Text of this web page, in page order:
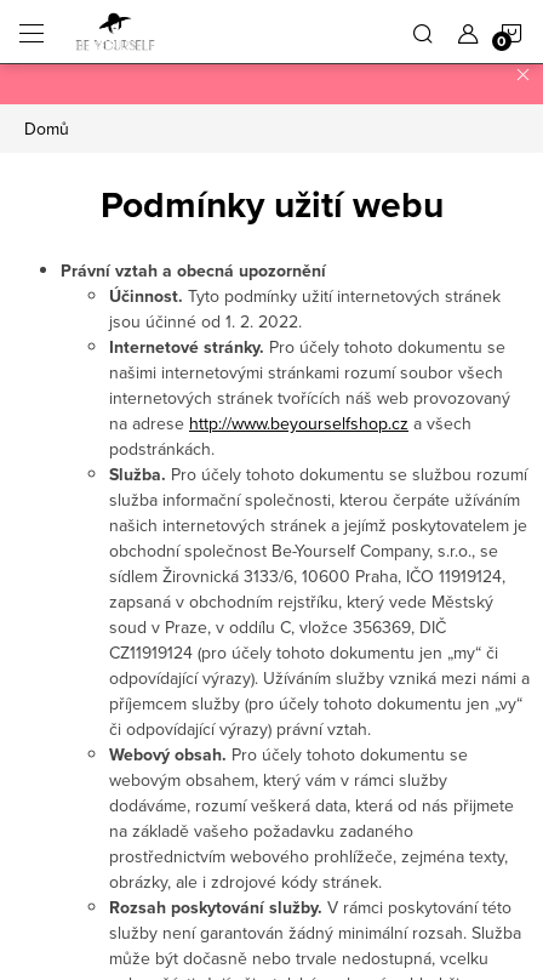
obsah
Domů
Podmínky užití webu
Právní vztah a obecná upozornění
Účinnost. Tyto podmínky užití internetových stránek
jsou účinné od 1. 2. 2022.
Internetové stránky. Pro účely tohoto dokumentu se
našimi internetovými stránkami rozumí soubor všech
internetových stránek tvořících náš web provozovaný
na adrese http://www.beyourselfshop.cz a všech
podstránkách.
Služba. Pro účely tohoto dokumentu se službou rozumí
služba informační společnosti, kterou čerpáte užíváním
našich internetových stránek a jejímž poskytovatelem je
obchodní společnost Be-Yourself Company, s.r.o., se
sídlem Žirovnická 3133/6, 10600 Praha, IČO 11919124,
zapsaná v obchodním rejstříku, který vede Městský
soud v Praze, v oddílu C, vložce 356369, DIČ
CZ11919124 (pro účely tohoto dokumentu jen „my“ či
odpovídající výrazy). Užíváním služby vzniká mezi námi a
příjemcem služby (pro účely tohoto dokumentu jen „vy“
či odpovídající výrazy) právní vztah.
Webový obsah. Pro účely tohoto dokumentu se
webovým obsahem, který vám v rámci služby
dodáváme, rozumí veškerá data, která od nás přijmete
na základě vašeho požadavku zadaného
prostřednictvím webového prohlížeče, zejména texty,
obrázky, ale i zdrojové kódy stránek.
Rozsah poskytování služby. V rámci poskytování této
služby není garantován žádný minimální rozsah. Služba
může být dočasně nebo trvale nedostupná, vcelku